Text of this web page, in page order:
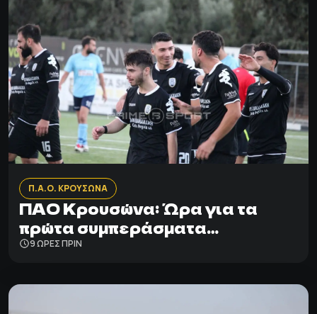
Π.Α.Ο. ΚΡΟΥΣΩΝΑ
ΠΑΟ Κρουσώνα: Ώρα για τα
πρώτα συμπεράσματα…
9 ΩΡΕΣ ΠΡΙΝ